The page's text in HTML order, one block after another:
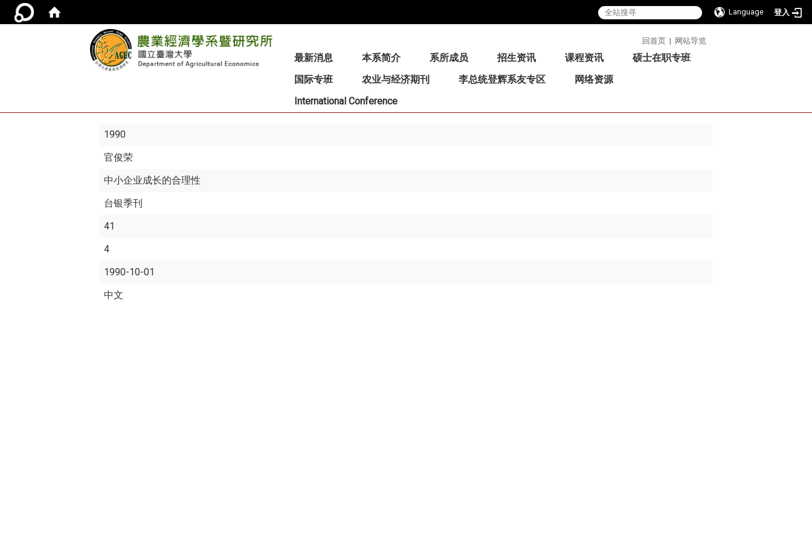
Language 登入
回首页 | 网站导览
最新消息 本系简介 系所成员 招生资讯 课程资讯
硕士在职专班
国际专班
农业与经济期刊 李总统登辉系友专区
网络资源
International Conference
1990
官俊荣
中小企业成长的合理性
台银季刊
41
4
1990-10-01
中文